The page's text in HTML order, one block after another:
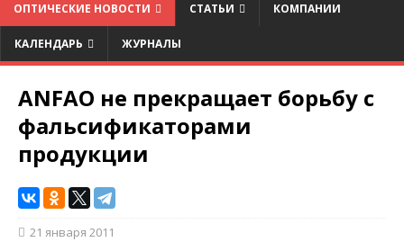
ОПТИЧЕСКИЕ НОВОСТИ СТАТЬИ КОМПАНИИ
КАЛЕНДАРЬ ЖУРНАЛЫ
ANFAO не прекращает борьбу с
фальсификаторами
продукции
21 января 2011